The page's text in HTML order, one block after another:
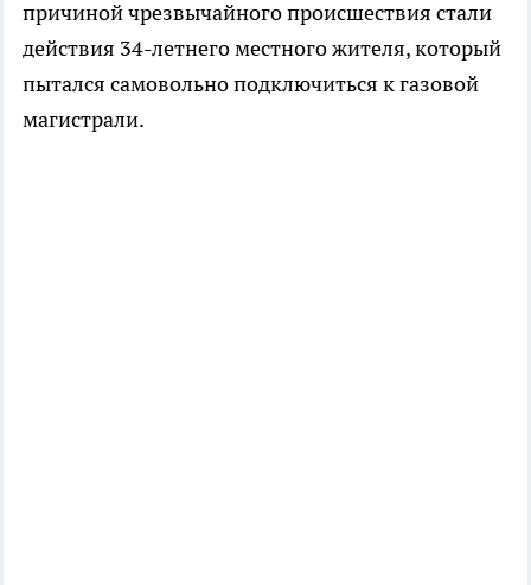
причиной чрезвычайного происшествия стали
действия 34-летнего местного жителя, который
пытался самовольно подключиться к газовой
магистрали.